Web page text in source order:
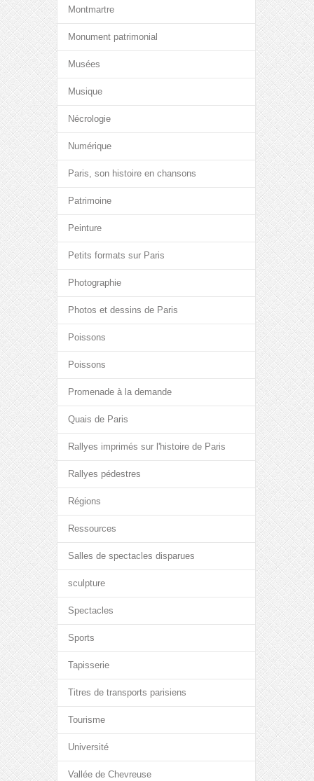
Montmartre
Monument patrimonial
Musées
Musique
Nécrologie
Numérique
Paris, son histoire en chansons
Patrimoine
Peinture
Petits formats sur Paris
Photographie
Photos et dessins de Paris
Poissons
Poissons
Promenade à la demande
Quais de Paris
Rallyes imprimés sur l'histoire de Paris
Rallyes pédestres
Régions
Ressources
Salles de spectacles disparues
sculpture
Spectacles
Sports
Tapisserie
Titres de transports parisiens
Tourisme
Université
Vallée de Chevreuse